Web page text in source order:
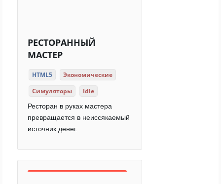
РЕСТОРАННЫЙ
МАСТЕР
HTML5
Экономические
Симуляторы
Idle
Ресторан в руках мастера
превращается в неиссякаемый
источник денег.